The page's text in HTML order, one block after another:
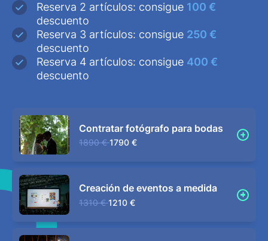
Reserva 2 artículos: consigue 100 €
descuento
Reserva 3 artículos: consigue 250 €
descuento
Reserva 4 artículos: consigue 400 €
descuento
Contratar fotógrafo para bodas
1890 € 1790 €
Creación de eventos a medida
1310 € 1210 €